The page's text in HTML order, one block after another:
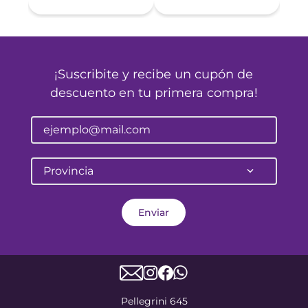
¡Suscribite y recibe un cupón de
descuento en tu primera compra!
Provincia
Enviar
Pellegrini 645